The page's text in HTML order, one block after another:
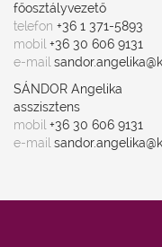
főosztályvezető
telefon +36 1 371-5893
mobil +36 30 606 9131
e-mail
SÁNDOR Angelika
asszisztens
mobil +36 30 606 9131
e-mail